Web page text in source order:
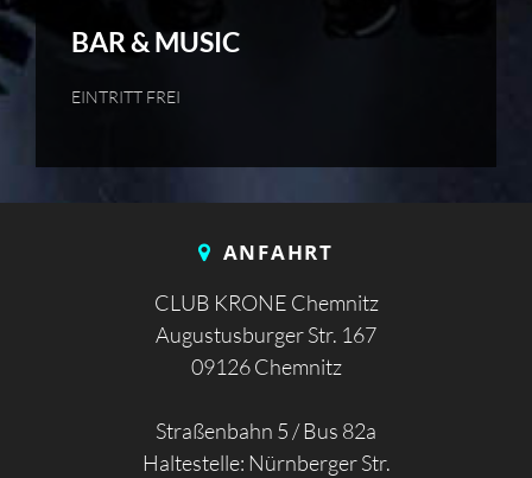
BAR & MUSIC
EINTRITT FREI
ANFAHRT
CLUB KRONE Chemnitz
Augustusburger Str. 167
09126 Chemnitz
Straßenbahn 5 / Bus 82a
Haltestelle: Nürnberger Str.